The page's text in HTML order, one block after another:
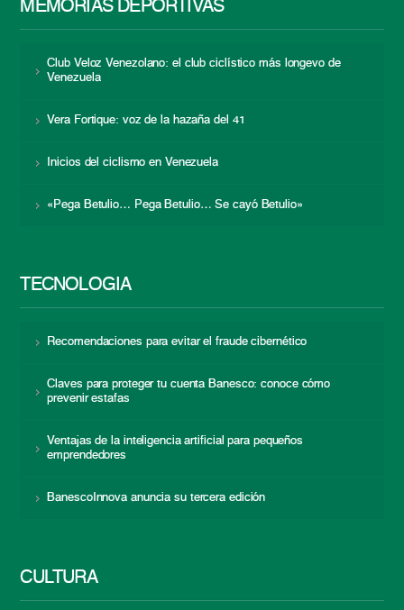
MEMORIAS DEPORTIVAS
Club Veloz Venezolano: el club ciclístico más longevo de
Venezuela
Vera Fortique: voz de la hazaña del 41
Inicios del ciclismo en Venezuela
«Pega Betulio… Pega Betulio… Se cayó Betulio»
TECNOLOGÍA
Recomendaciones para evitar el fraude cibernético
Claves para proteger tu cuenta Banesco: conoce cómo
prevenir estafas
Ventajas de la inteligencia artificial para pequeños
emprendedores
BanescoInnova anuncia su tercera edición
CULTURA